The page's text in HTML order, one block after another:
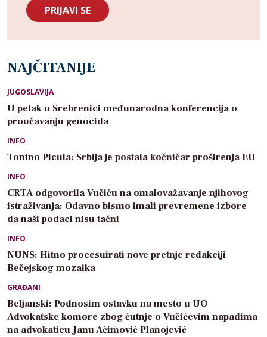
NAJČITANIJE
JUGOSLAVIJA
U petak u Srebrenici međunarodna konferencija o
proučavanju genocida
INFO
Tonino Picula: Srbija je postala kočničar proširenja EU
INFO
CRTA odgovorila Vučiću na omalovažavanje njihovog
istraživanja: Odavno bismo imali prevremene izbore
da naši podaci nisu tačni
INFO
NUNS: Hitno procesuirati nove pretnje redakciji
Bečejskog mozaika
GRAĐANI
Beljanski: Podnosim ostavku na mesto u UO
Advokatske komore zbog ćutnje o Vučićevim napadima
na advokaticu Janu Aćimović Planojević